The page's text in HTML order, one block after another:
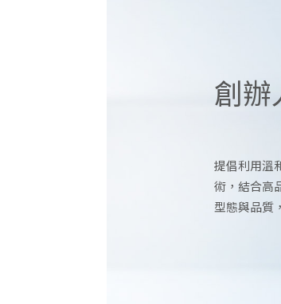
創辦
提倡利用溫
術，結合高
型態與品質